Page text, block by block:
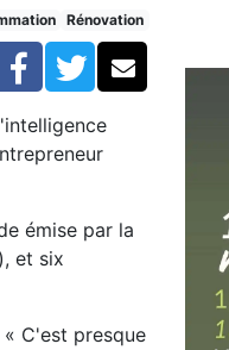
Rénovation
Facebook
TwitterCourriel
émise par la
et six
C'est presque